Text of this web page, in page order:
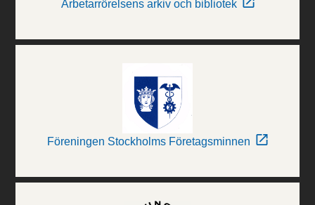
Arbetarrörelsens arkiv och bibliotek
Föreningen Stockholms Företagsminnen